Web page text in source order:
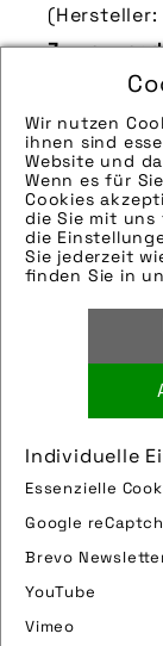
Wir nutzen
ihnen sind
Website und
Wenn es für
Cookies
die Sie mit uns
die
Sie jederzeit
finden Sie in
Individuelle
Essenzielle
Google
Brevo
YouTube
Vimeo
(Hersteller:
Zu
Quelle/
Technik-
Hinweise
Hersteller:
Tags:
Bild